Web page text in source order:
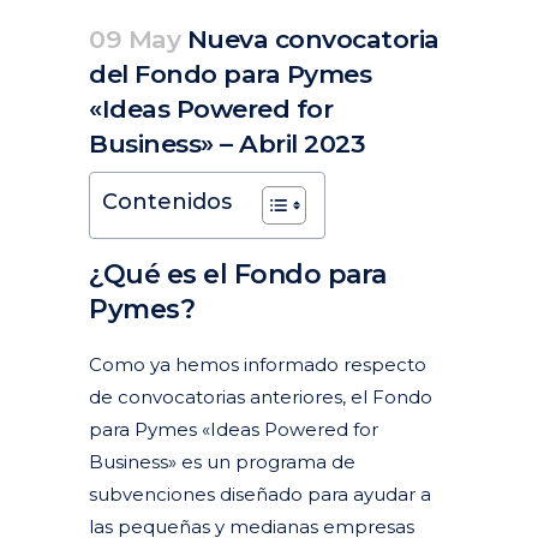
09 MayNueva convocatoria
del Fondo para Pymes
«Ideas Powered for
Business» – Abril 2023
Contenidos
¿Qué es el Fondo para
Pymes?
Como ya hemos informado respecto
de convocatorias anteriores, el Fondo
para Pymes «Ideas Powered for
Business» es un programa de
subvenciones diseñado para ayudar a
las pequeñas y medianas empresas